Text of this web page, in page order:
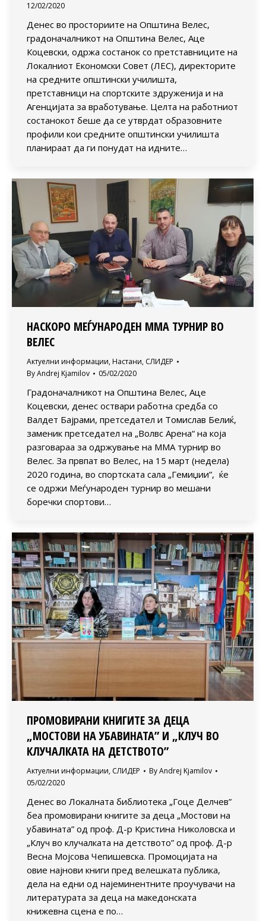
12/02/2020
Денес во просториите на Општина Велес,
градоначалникот на Општина Велес, Аце
Коцевски, одржа состанок со претставниците на
Локалниот Економски Совет (ЛЕС), директорите
на средните општински училишта,
претставници на спортските здруженија и на
Агенцијата за вработување. Целта на работниот
состанокот беше да се утврдат образовните
профили кои средните општински училишта
планираат да ги понудат на идните…
НАСКОРО МЕЃУНАРОДЕН ММА ТУРНИР ВО
ВЕЛЕС
Актуелни информации, Настани, СЛИДЕР
ByAndrej Kjamilov 05/02/2020
Градоначалникот на Општина Велес, Аце
Коцевски, денес оствари работна средба со
Валдет Бајрами, претседател и Томислав Белиќ,
заменик претседател на „Волвс Арена“ на која
разговараа за одржување на ММА турнир во
Велес. За првпат во Велес, на 15 март (недела)
2020 година, во спортската сала „Гемиџии”, ќе
се одржи Меѓународен турнир во мешани
боречки спортови…
ПРОМОВИРАНИ КНИГИТЕ ЗА ДЕЦА
„МОСТОВИ НА УБАВИНАТА” И „КЛУЧ ВО
КЛУЧАЛКАТА НА ДЕТСТВОТО”
Актуелни информации, СЛИДЕР ByAndrej Kjamilov
05/02/2020
Денес во Локалната библиотека „Гоце Делчев”
беа промовирани книгите за деца „Мостови на
убавината” од проф. Д-р Кристина Николовска и
„Клуч во клучалката на детството” од проф. Д-р
Весна Мојсова Чепишевска. Промоцијата на
овие најнови книги пред велешката публика,
дела на едни од најеминентните проучувачи на
литературата за деца на македонската
книжевна сцена е по…